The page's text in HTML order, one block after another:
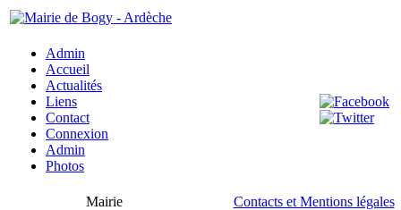
Admin
Accueil
Actualités
Liens
Contact
Connexion
Admin
Photos
Mairie
Contacts et Mentions légales